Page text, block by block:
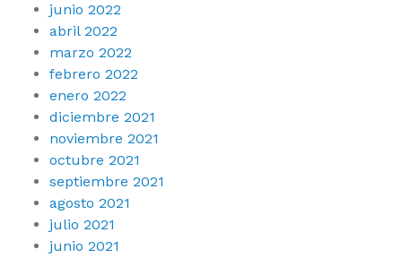
junio 2022
abril 2022
marzo 2022
febrero 2022
enero 2022
diciembre 2021
noviembre 2021
octubre 2021
septiembre 2021
agosto 2021
julio 2021
junio 2021